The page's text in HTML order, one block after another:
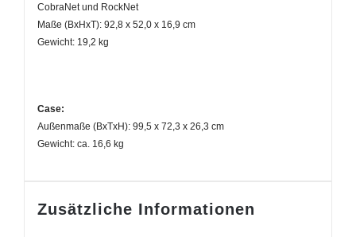
CobraNet und RockNet
Maße (BxHxT): 92,8 x 52,0 x 16,9 cm
Gewicht: 19,2 kg
Case:
Außenmaße (BxTxH): 99,5 x 72,3 x 26,3 cm
Gewicht: ca. 16,6 kg
Zusätzliche Informationen